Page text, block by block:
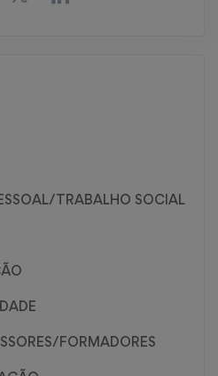
TRABALHO SOCIAL
FORMADORES